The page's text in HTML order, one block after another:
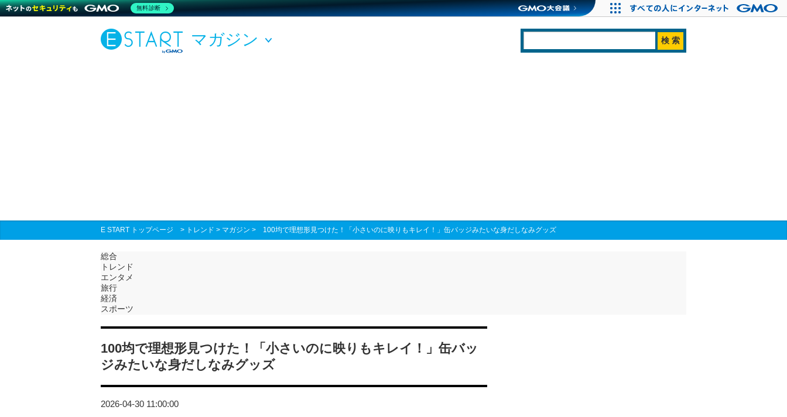
マガジン
E START トップページ > トレンド > マガジン > 100均で理想形見つけた！「小さいのに映りもキレイ！」缶バッジみたいな身だしなみグッズ
総合
トレンド
エンタメ
旅行
経済
スポーツ
100均で理想形見つけた！「小さいのに映りもキレイ！」缶バッ
ジみたいな身だしなみグッズ
2026-04-30 11:00:00
無料診断